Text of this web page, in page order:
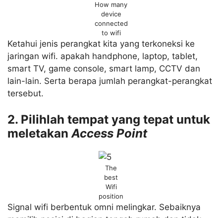
How many
device
connected
to wifi
Ketahui jenis perangkat kita yang terkoneksi ke
jaringan wifi. apakah handphone, laptop, tablet,
smart TV, game console, smart lamp, CCTV dan
lain-lain. Serta berapa jumlah perangkat-perangkat
tersebut.
2. Pilihlah tempat yang tepat untuk
meletakanAccess Point
The
best
Wifi
position
Signal wifi berbentuk omni melingkar. Sebaiknya